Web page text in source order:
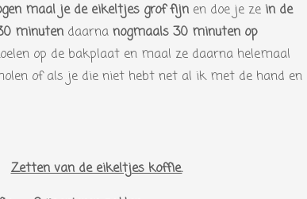
maal je de eikeltjes grof fijn en doe je ze in de
minuten daarna nogmaals 30 minuten op
op de bakplaat en maal ze daarna helemaal
of als je die niet hebt net al ik met de hand en
Zetten van de eikeltjes koffie.